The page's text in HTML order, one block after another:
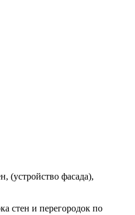
(устройство фасада),
стен и перегородок по